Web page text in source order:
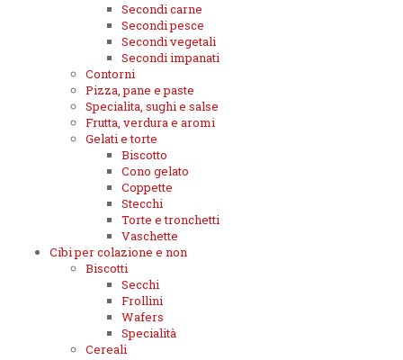
Secondi carne
Secondi pesce
Secondi vegetali
Secondi impanati
Contorni
Pizza, pane e paste
Specialita, sughi e salse
Frutta, verdura e aromi
Gelati e torte
Biscotto
Cono gelato
Coppette
Stecchi
Torte e tronchetti
Vaschette
Cibi per colazione e non
Biscotti
Secchi
Frollini
Wafers
Specialità
Cereali